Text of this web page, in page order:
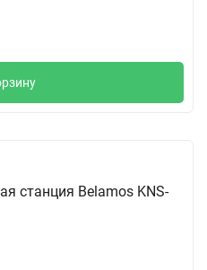
станция Belamos KNS-